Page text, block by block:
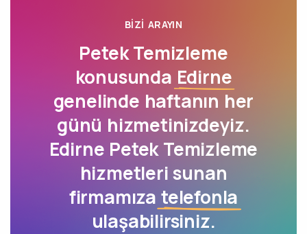
BIZI ARAYIN
Petek Temizleme
konusunda Edirne
genelinde haftanın her
günü hizmetinizdeyiz.
Edirne Petek Temizleme
hizmetleri sunan
firmamıza telefonla
ulaşabilirsiniz.